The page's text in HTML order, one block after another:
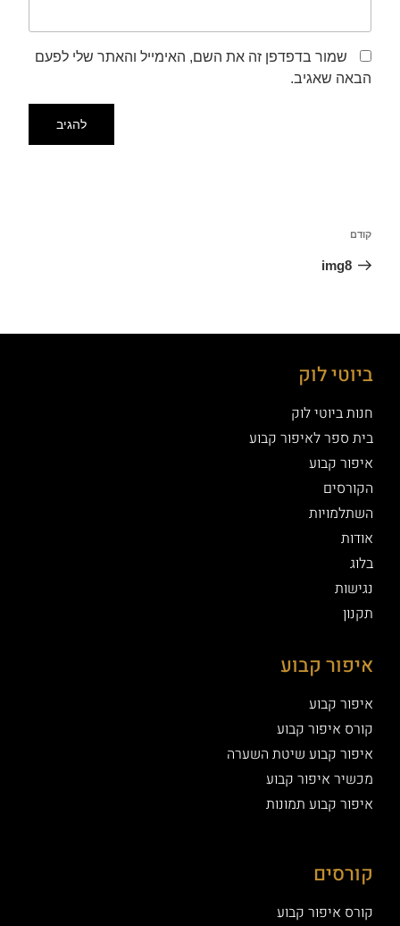
שמור בדפדפן זה את השם, האימייל והאתר שלי לפעם
הבאה שאגיב.
קודם
img8
ביוטי לוק
חנות ביוטי לוק
בית ספר לאיפור קבוע
איפור קבוע
הקורסים
השתלמויות
אודות
בלוג
נגישות
תקנון
איפור קבוע
איפור קבוע
קורס איפור קבוע
איפור קבוע שיטת השערה
מכשיר איפור קבוע
איפור קבוע תמונות
קורסים
קורס איפור קבוע